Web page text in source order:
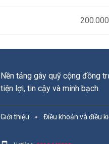
200.000
Nền tảng gây quỹ cộng đồng
tiện lợi, tin cậy và minh bạch.
Giới thiệu Điều khoản và điều